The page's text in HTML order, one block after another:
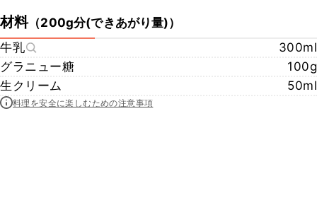
材料（200g分(できあがり量)）
牛乳
300ml
グラニュー糖
100g
生クリーム
50ml
料理を安全に楽しむための注意事項